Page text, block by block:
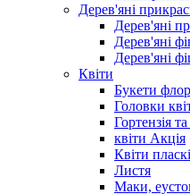
Дерев'яні
Дерев'яні
Дерев'яні
Дерев'яні
Квіти
Букети
Головки
Гортензія
квіти Акція
Квіти пласкі
Листя
Маки,